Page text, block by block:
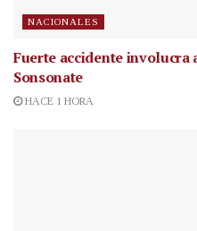
NACIONALES
Fuerte accidente involucra
Sonsonate
HACE 1 HORA